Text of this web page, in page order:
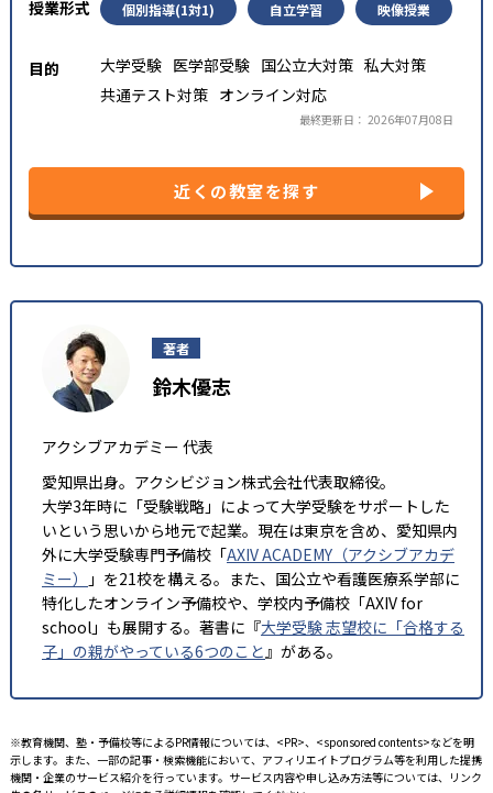
個別指導(1対1) 自立学習 映像授業
大学受験 医学部受験 国公立大対策 私大対策
共通テスト対策 オンライン対応
最終更新日： 2026年07月08日
近くの教室を探す
著者
鈴木優志
アクシブアカデミー 代表
愛知県出身。アクシビジョン株式会社代表取締役。
大学3年時に「受験戦略」によって大学受験をサポートした
いという思いから地元で起業。現在は東京を含め、愛知県内
外に大学受験専門予備校「AXIV ACADEMY（アクシブアカデ
ミー）
」を21校を構える。また、国公立や看護医療系学部に
特化したオンライン予備校や、学校内予備校「AXIV for
school」も展開する。著書に『大学受験 志望校に「合格する
子」の親がやっている6つのこと』がある。
※教育機関、塾・予備校等によるPR情報については、<PR>、<sponsored contents>などを明
示します。また、一部の記事・検索機能において、アフィリエイトプログラム等を利用した提携
機関・企業のサービス紹介を行っています。サービス内容や申し込み方法等については、リンク